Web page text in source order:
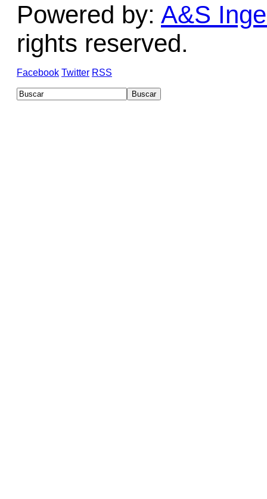
Powered by: A&S
rights reserved.
Facebook Twitter RSS